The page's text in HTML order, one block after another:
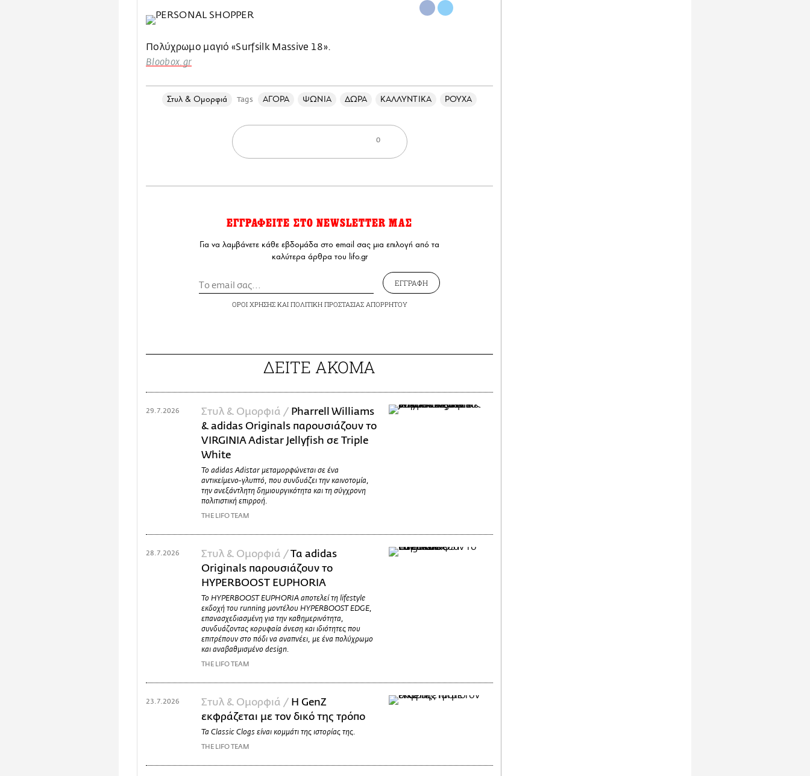
Πολύχρωμο μαγιό «Surfsilk Massive 18».
Bloobox.gr
Στυλ & Ομορφιά Tags ΑΓΟΡΑ ΨΩΝΙΑ ΔΩΡΑ ΚΑΛΛΥΝΤΙΚΑ ΡΟΥΧΑ
0
ΕΓΓΡΑΦΕΙΤΕ ΣΤΟ NEWSLETTER ΜΑΣ
Για να λαμβάνετε κάθε εβδομάδα στο email σας μια επιλογή από τα
καλύτερα άρθρα του lifo.gr
ΕΓΓΡΑΦΗ
ΟΡΟΙ ΧΡΗΣΗΣΚΑΙ ΠΟΛΙΤΙΚΗ ΠΡΟΣΤΑΣΙΑΣ ΑΠΟΡΡΗΤΟΥ
ΔΕΙΤΕ ΑΚΟΜΑ
Στυλ & Ομορφιά / Pharrell Williams
& adidas Originals παρουσιάζουν το
VIRGINIA Adistar Jellyfish σε Triple
White
Το adidas Adistar μεταμορφώνεται σε ένα
αντικείμενο-γλυπτό, που συνδυάζει την καινοτομία,
την ανεξάντλητη δημιουργικότητα και τη σύγχρονη
πολιτιστική επιρροή.
THE LIFO TEAM
29.7.2026
Στυλ & Ομορφιά /Τα adidas
Originals παρουσιάζουν το
HYPERBOOST EUPHORIA
Το HYPERBOOST EUPHORIA αποτελεί τη lifestyle
εκδοχή του running μοντέλου HYPERBOOST EDGE,
επανασχεδιασμένη για την καθημερινότητα,
συνδυάζοντας κορυφαία άνεση και ιδιότητες που
επιτρέπουν στο πόδι να αναπνέει, με ένα πολύχρωμο
και αναβαθμισμένο design.
THE LIFO TEAM
28.7.2026
Στυλ & Ομορφιά / H GenZ
εκφράζεται με τον δικό της τρόπο
Τα Classic Clogs είναι κομμάτι της ιστορίας της.
THE LIFO TEAM
23.7.2026